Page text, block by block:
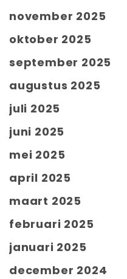
november 2025
oktober 2025
september 2025
augustus 2025
juli 2025
juni 2025
mei 2025
april 2025
maart 2025
februari 2025
januari 2025
december 2024